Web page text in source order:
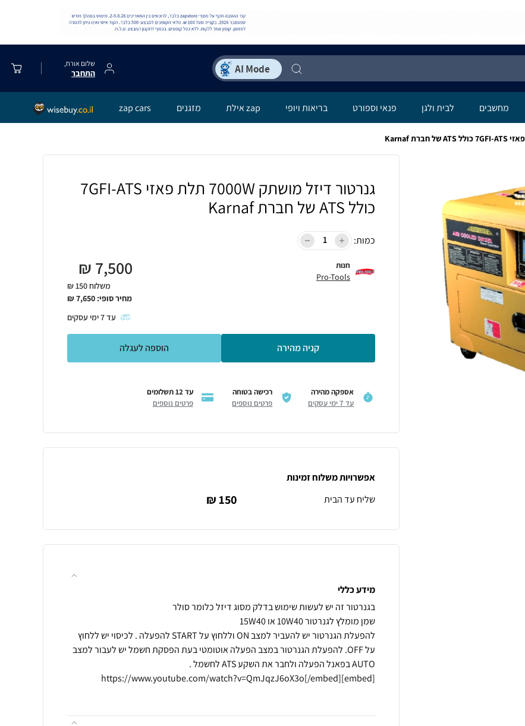
שלום אורח,
התחבר
מחשבים לבית ולגן פנאי וספורט בריאות ויופי zap אילת מזגנים zap cars
גנרטור דיזל מושתק 7000W תלת פאזי 7GFI-ATS
כולל ATS של חברת Karnaf
כמות:
חנות
Pro-Tools
7,500
₪
משלוח 150 ₪
מחיר סופי: 7,650
₪
עד7ימי עסקים
קניה מהירה הוספה לעגלה
אספקה מהירה
עד 7 ימי עסקים
רכישה בטוחה
פרטים נוספים
עד 12 תשלומים
פרטים נוספים
אפשרויות משלוח זמינות
שליח עד הבית
150 ₪
מידע כללי
להפעלת הגנרטור יש להעביר למצב ON וללחוץ על START להפעלה . לכיסוי יש ללחוץ
על OFF. להפעלת הגנרטור במצב הפעלה אוטומטי בעת הפסקת חשמל יש לעבור למצב